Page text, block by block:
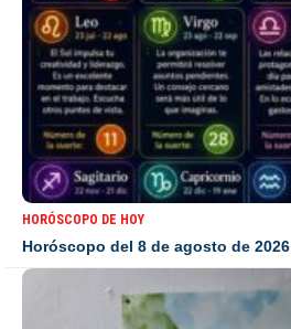
HORÓSCOPO DE HOY
Horóscopo del 8 de agosto de 2026